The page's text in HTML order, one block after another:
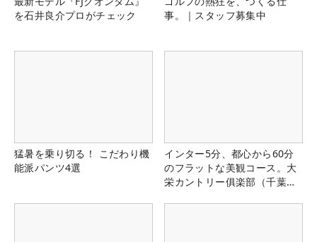
を石井良介プロがチェック
事。｜スタッフ募集中
猛暑を乗り切る！ こだわり機
能派パンツ4選
インター5分、都心から60分
のフラットな美観コース。大
栄カントリー俱楽部（千葉